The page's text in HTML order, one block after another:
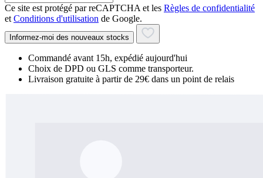
Ce site est protégé par reCAPTCHA et les Règles de confidentialité
et Conditions d'utilisation de Google.
Informez-moi des nouveaux stocks
Commandé avant 15h, expédié aujourd'hui
Choix de DPD ou GLS comme transporteur.
Livraison gratuite à partir de 29€ dans un point de relais